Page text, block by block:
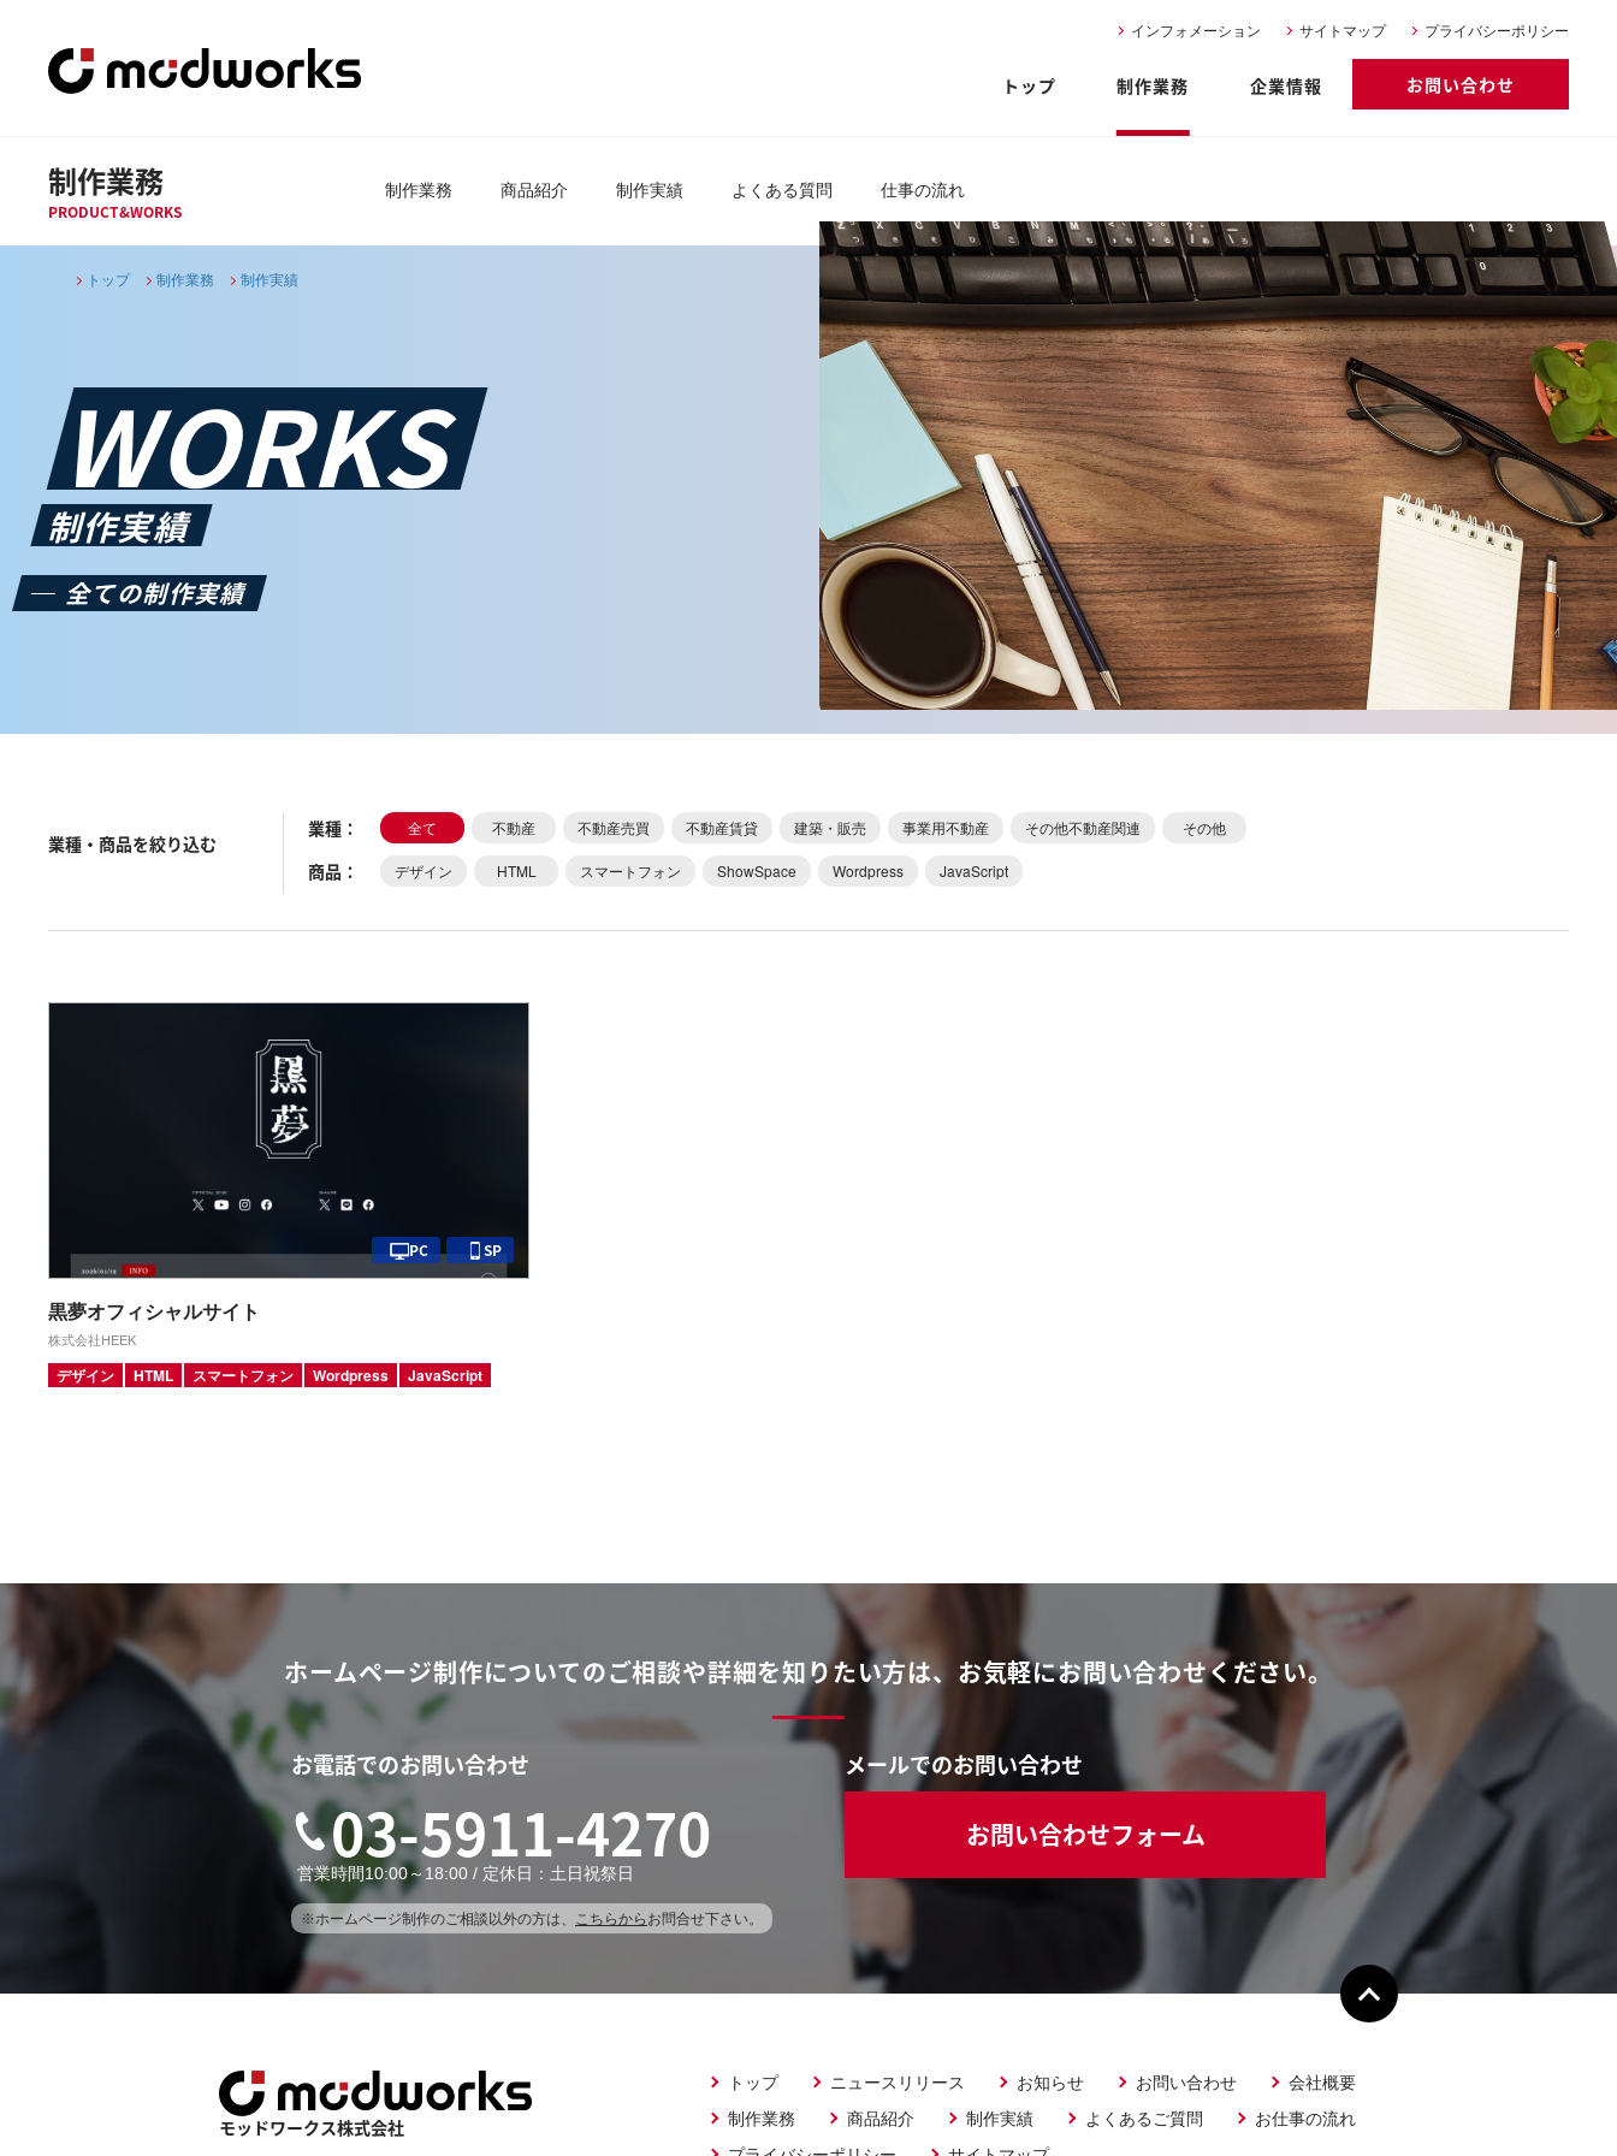
インフォメーション サイトマップ プライバシーポリシー
トップ 制作業務 企業情報 お問い合わせ
制作業務
PRODUCT&WORKS
制作業務 商品紹介 制作実績 よくある質問 仕事の流れ
トップ 制作業務 制作実績
WORKS
制作実績
全ての制作実績
業種・商品を絞り込む
業種 ： 全て 不動産 不動産売買 不動産賃貸 建築・販売 事業用不動産 その他不動産関連 その他
商品 ： デザイン HTML スマートフォン ShowSpace Wordpress JavaScript
PC SP
黒夢オフィシャルサイト
株式会社HEEK
デザイン HTML スマートフォン Wordpress JavaScript
ホームページ制作についてのご相談や詳細を知りたい方は、 お気軽にお問い合わせください。
お電話でのお問い合わせ
03-5911-4270
営業時間10:00～18:00 / 定休日：土日祝祭日
メールでのお問い合わせ
お問い合わせフォーム
※ホームページ制作のご相談以外の方は、 こちらから お問合せ下さい。
モッドワークス株式会社
トップ ニュースリリース お知らせ お問い合わせ
会社概要
制作業務
商品紹介 制作実績 よくあるご質問
お仕事の流れ